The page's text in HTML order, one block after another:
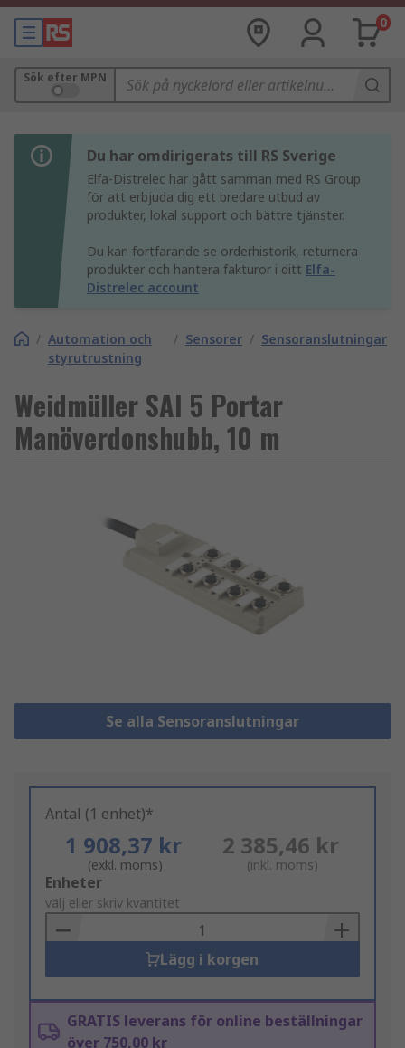
0
Sök efter MPN
Du har omdirigerats till RS Sverige
Elfa-Distrelec har gått samman med RS Group
för att erbjuda dig ett bredare utbud av
produkter, lokal support och bättre tjänster.
Du kan fortfarande se orderhistorik, returnera
produkter och hantera fakturor i ditt Elfa-
Distrelec account
/ Automation och
styrutrustning
/ Sensorer / Sensoranslutningar
Weidmüller SAI 5 Portar
Manöverdonshubb, 10 m
Se alla Sensoranslutningar
Antal (1 enhet)*
1 908,37 kr
(exkl. moms)
2 385,46 kr
(inkl. moms)
Add
to
Basket
Enheter
välj eller skriv kvantitet
Lägg i korgen
GRATIS leverans för online beställningar
över 750,00 kr